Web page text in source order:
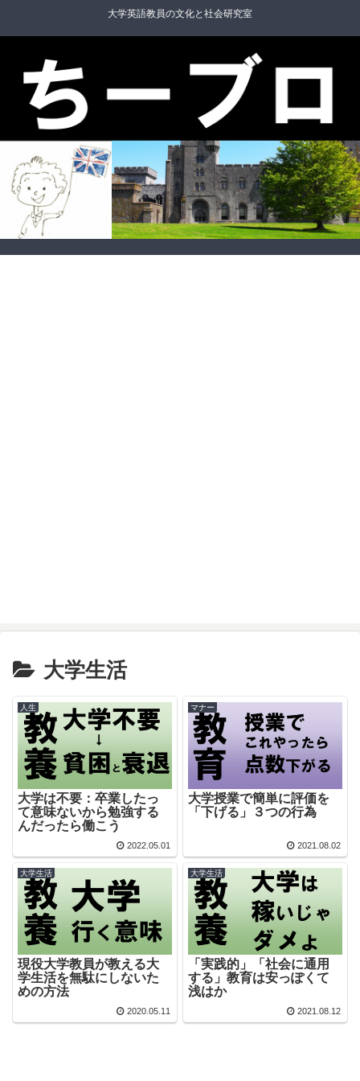
大学英語教員の文化と社会研究室
大学生活
人生
大学は不要：卒業したっ
て意味ないから勉強する
んだったら働こう
2022.05.01
マナー
大学授業で簡単に評価を
「下げる」３つの行為
2021.08.02
大学生活
現役大学教員が教える大
学生活を無駄にしないた
めの方法
2020.05.11
大学生活
「実践的」「社会に通用
する」教育は安っぽくて
浅はか
2021.08.12